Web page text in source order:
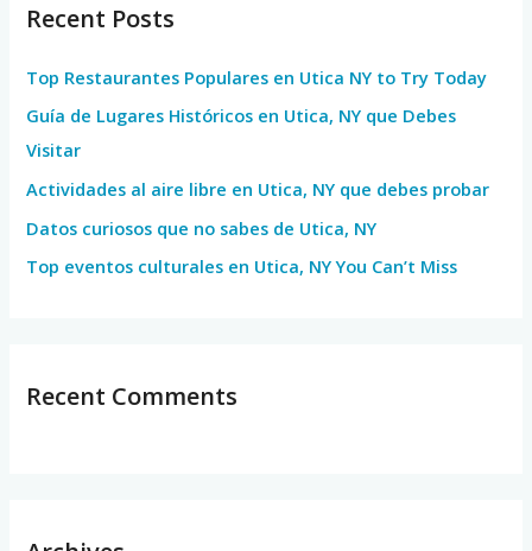
c
f
o
r
:
Recent Posts
Top Restaurantes Populares en Utica NY to Try Today
Guía de Lugares Históricos en Utica, NY que Debes
Visitar
Actividades al aire libre en Utica, NY que debes probar
Datos curiosos que no sabes de Utica, NY
Top eventos culturales en Utica, NY You Can’t Miss
Recent Comments